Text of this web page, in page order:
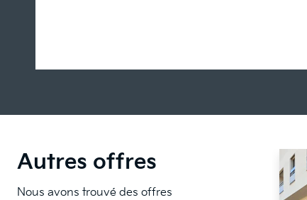
Autres offres
Nous avons trouvé des offres